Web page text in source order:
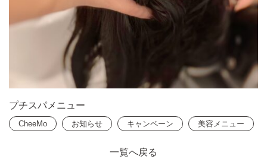
プチスパメニュー
CheeMo お知らせ キャンペーン 美容メニュー
一覧へ戻る